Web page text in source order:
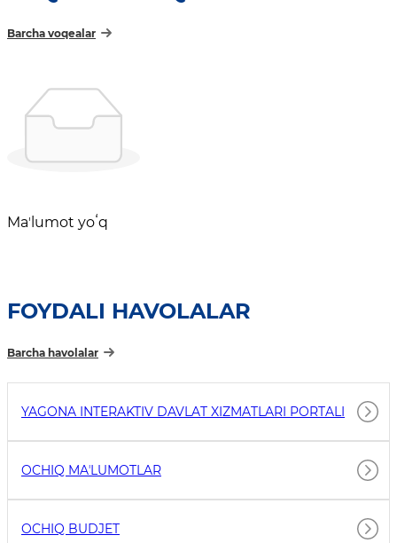
Barcha voqealar
Maʼlumot yoʻq
FOYDALI HAVOLALAR
Barcha havolalar
YAGONA INTERAKTIV DAVLAT XIZMATLARI PORTALI
OCHIQ MAʼLUMOTLAR
OCHIQ BUDJET